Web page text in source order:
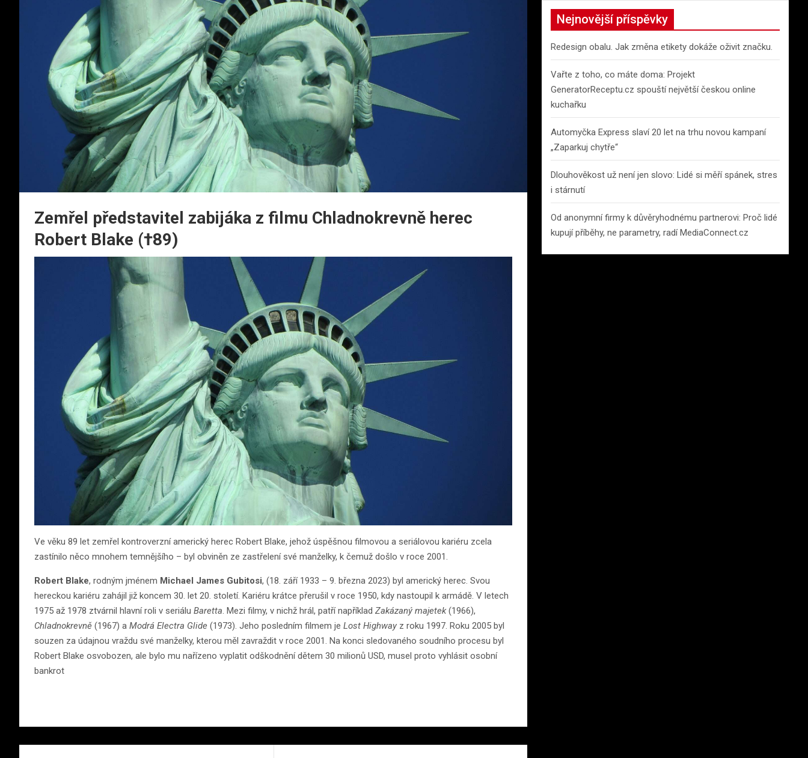
Zemřel představitel zabijáka z filmu Chladnokrevně herec
Robert Blake (†89)
Ve věku 89 let zemřel kontroverzní americký herec Robert Blake, jehož úspěšnou filmovou a seriálovou kariéru zcela
zastínilo něco mnohem temnějšího – byl obviněn ze zastřelení své manželky, k čemuž došlo v roce 2001.
Robert Blake, rodným jménem Michael James Gubitosi, (18. září 1933 – 9. března 2023) byl americký herec. Svou
hereckou kariéru zahájil již koncem 30. let 20. století. Kariéru krátce přerušil v roce 1950, kdy nastoupil k armádě. V letech
1975 až 1978 ztvárnil hlavní roli v seriálu Baretta . Mezi filmy, v nichž hrál, patří například Zakázaný majetek(1966),
Chladnokrevně (1967) a Modrá Electra Glide (1973). Jeho posledním filmem je Lost Highway z roku 1997. Roku 2005 byl
souzen za údajnou vraždu své manželky, kterou měl zavraždit v roce 2001. Na konci sledovaného soudního procesu byl
Robert Blake osvobozen, ale bylo mu nařízeno vyplatit odškodnění dětem 30 milionů USD, musel proto vyhlásit osobní
bankrot
h
Nejnovější příspěvky
Redesign obalu. Jak změna etikety dokáže oživit značku.
Vařte z toho, co máte doma: Projekt
GeneratorReceptu.cz spouští největší českou online
kuchařku
Automyčka Express slaví 20 let na trhu novou kampaní
„Zaparkuj chytře“
Dlouhověkost už není jen slovo: Lidé si měří spánek, stres
i stárnutí
Od anonymní firmy k důvěryhodnému partnerovi: Proč lidé
kupují příběhy, ne parametry, radí MediaConnect.cz